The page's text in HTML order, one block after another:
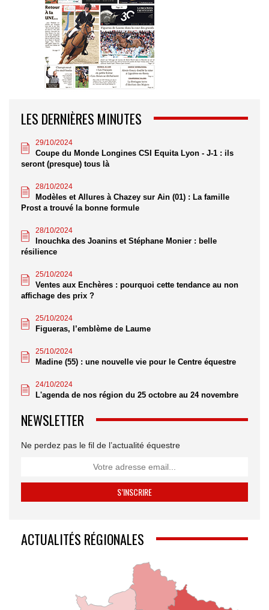
LES DERNIÈRES MINUTES
29/10/2024
Coupe du Monde Longines CSI Equita Lyon - J-1 : ils
seront (presque) tous là
28/10/2024
Modèles et Allures à Chazey sur Ain (01) : La famille
Prost a trouvé la bonne formule
28/10/2024
Inouchka des Joanins et Stéphane Monier : belle
résilience
25/10/2024
Ventes aux Enchères : pourquoi cette tendance au non
affichage des prix ?
25/10/2024
Figueras, l’emblème de Laume
25/10/2024
Madine (55) : une nouvelle vie pour le Centre équestre
24/10/2024
L'agenda de nos région du 25 octobre au 24 novembre
NEWSLETTER
Ne perdez pas le fil de l’actualité équestre
ACTUALITÉS RÉGIONALES